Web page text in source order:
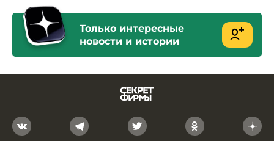
Только интересные
новости и истории